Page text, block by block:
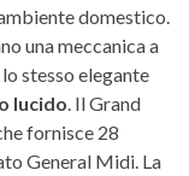
domestico.
una meccanica a
stesso elegante
lucido . Il Grand
fornisce 28
General Midi. La